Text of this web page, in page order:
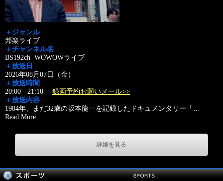
＋ジャンル
邦楽ライブ
＋チャンネル名
BS192ch WOWOWライブ
＋放送日
2026年08月07日（金）
＋放送時間
20:00 - 21:10 録画予約お願いメール>>
＋放送内容
1984年、まだ32歳の坂本龍一を記録したドキュメンタリー「 …
Read More
詳細を見る